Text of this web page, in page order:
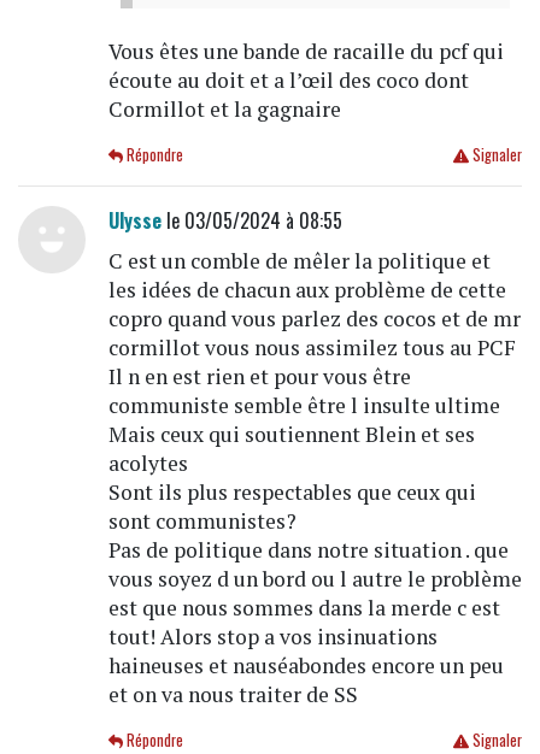
Vous êtes une bande de racaille du pcf qui
écoute au doit et a l’œil des coco dont
Cormillot et la gagnaire
Signaler
Répondre
Ulyssele 03/05/2024 à 08:55
C est un comble de mêler la politique et
les idées de chacun aux problème de cette
copro quand vous parlez des cocos et de mr
cormillot vous nous assimilez tous au PCF
Il n en est rien et pour vous être
communiste semble être l insulte ultime
Mais ceux qui soutiennent Blein et ses
acolytes
Sont ils plus respectables que ceux qui
sont communistes?
Pas de politique dans notre situation . que
vous soyez d un bord ou l autre le problème
est que nous sommes dans la merde c est
tout! Alors stop a vos insinuations
haineuses et nauséabondes encore un peu
et on va nous traiter de SS
Signaler
Répondre